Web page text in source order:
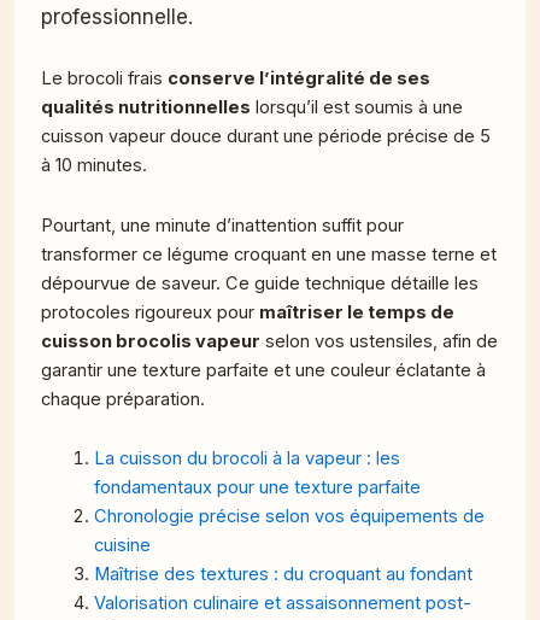
professionnelle.
Le brocoli frais conserve l’intégralité de ses
qualités nutritionnelles lorsqu’il est soumis à une
cuisson vapeur douce durant une période précise de 5
à 10 minutes.
Pourtant, une minute d’inattention suffit pour
transformer ce légume croquant en une masse terne et
dépourvue de saveur. Ce guide technique détaille les
protocoles rigoureux pour maîtriser le temps de
cuisson brocolis vapeur selon vos ustensiles, afin de
garantir une texture parfaite et une couleur éclatante à
chaque préparation.
La cuisson du brocoli à la vapeur : les
fondamentaux pour une texture parfaite
Chronologie précise selon vos équipements de
cuisine
Maîtrise des textures : du croquant au fondant
Valorisation culinaire et assaisonnement post-